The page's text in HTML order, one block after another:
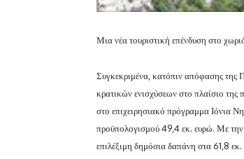
Μια νέα τουριστική επένδυση στο
Συγκεκριμένα, κατόπιν απόφασης
κρατικών ενισχύσεων στο πλαίσιο της
στο επιχειρησιακό πρόγραμμα Ιόνια
προϋπολογισμού 49,4 εκ. ευρώ. Με την
επιλέξιμη δημόσια δαπάνη στα 61,8